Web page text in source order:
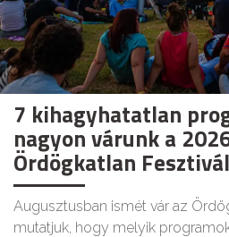
7 kihagyhatatlan
nagyon várunk a
Ördögkatlan
Augusztusban ismét vár az
mutatjuk, hogy melyik